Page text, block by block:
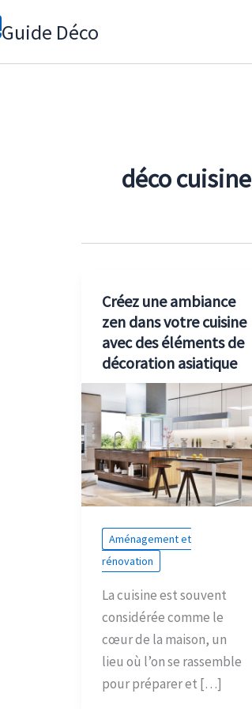
Guide Déco
déco cuisine
Créez une ambiance
zen dans votre cuisine
avec des éléments de
décoration asiatique
Aménagement et
rénovation
La cuisine est souvent
considérée comme le
cœur de la maison, un
lieu où l’on se rassemble
pour préparer et […]